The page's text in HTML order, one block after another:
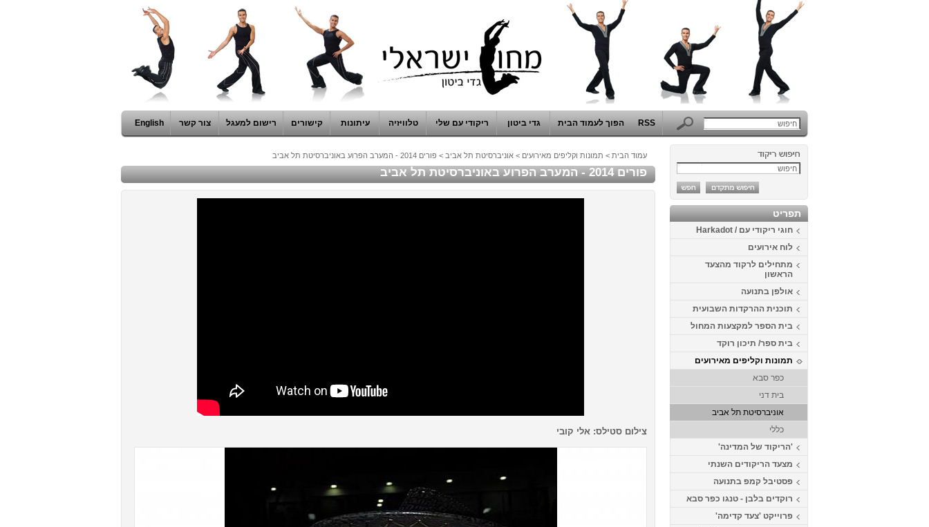
RSS הפוך לעמוד הבית גדי ביטון ריקודי עם שלי טלוויזיה עיתונות קישורים רישום למעגל צור קשר English
תפריט
חוגי ריקודי עם / Harkadot
לוח אירועים
מתחילים לרקוד מהצעד
הראשון
אולפן בתנועה
תוכנית ההרקדות השבועית
בית הספר למקצעות המחול
בית ספר/ תיכון רוקד
תמונות וקליפים מאירועים
כפר סבא
בית דני
אוניברסיטת תל אביב
כללי
'הריקוד של המדינה'
מצעד הריקודים השנתי
פסטיבל קמפ בתנועה
רוקדים בלבן - טנגו כפר סבא
פרוייקט 'צעד קדימה'
עמוד הבית > תמונות וקליפים מאירועים > אוניברסיטת תל אביב > פורים 2014 - המערב הפרוע באוניברסיטת תל אביב
פורים 2014 - המערב הפרוע באוניברסיטת תל אביב
צילום סטילס: אלי קובי